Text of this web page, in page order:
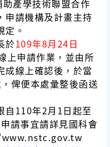
產學技術聯盟合作
申請機構及計畫主持
定。
於109年8月24日
上申請作業，並由所
成線上確認後，於當
俾便本處彙整後函送
自110年2月1日起至
請事宜請詳見國科會